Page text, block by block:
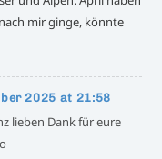
mir ginge, könnte
2025 at 21:58
lieben Dank für eure